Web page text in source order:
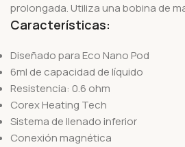
prolongada. Utiliza una bobina de
Características:
Diseñado para Eco Nano Pod
6ml de capacidad de líquido
Resistencia: 0.6 ohm
Corex Heating Tech
Sistema de llenado inferior
Conexión magnética